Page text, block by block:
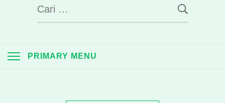
Cari
untuk:
PRIMARY MENU